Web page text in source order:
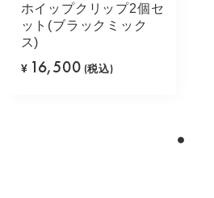
ホイップクリップ2個セ
ット(ブラックミック
ス)
¥ 16,500 (税込)